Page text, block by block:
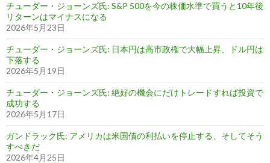
チューダー・ジョーンズ氏: S&P 500を今の株価水準で買うと10年後
リターンはマイナスになる
2026年5月23日
チューダー・ジョーンズ氏: 日本円は高市政権で大幅上昇、ドル円は
下落する
2026年5月19日
チューダー・ジョーンズ氏: 絶好の機会にだけトレードすれば投資で
成功する
2026年5月17日
ガンドラック氏: アメリカは米国債の利払いを停止する、そしてそう
すべきだ
2026年4月25日